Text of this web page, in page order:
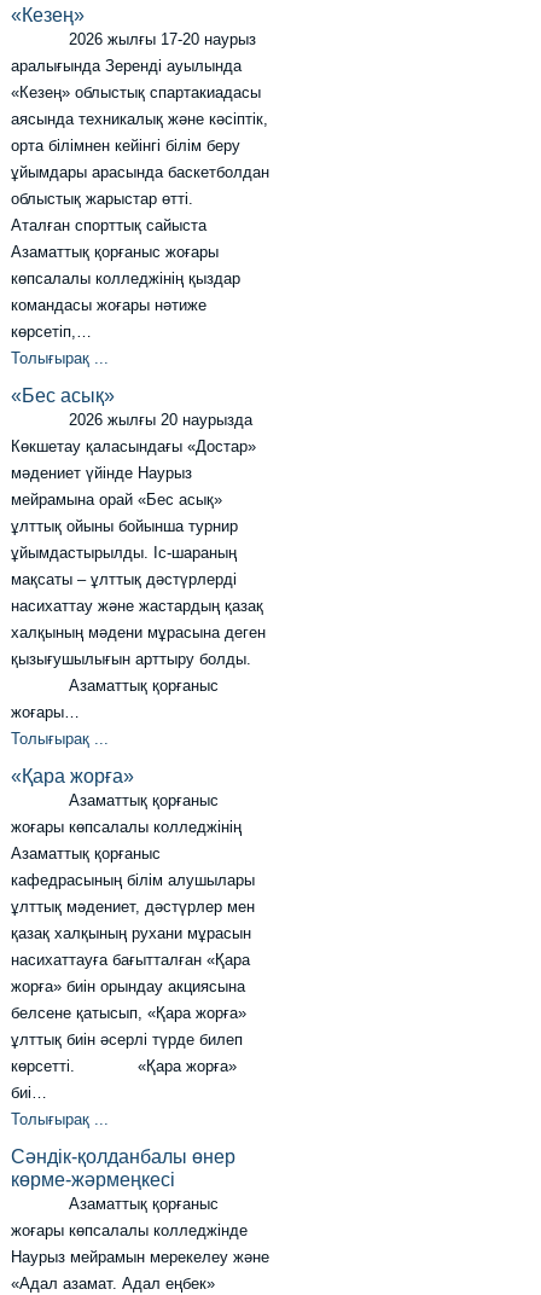
«Кезең»
2026 жылғы 17-20 наурыз
аралығында Зеренді ауылында
«Кезең» облыстық спартакиадасы
аясында техникалық және кәсіптік,
орта білімнен кейінгі білім беру
ұйымдары арасында баскетболдан
облыстық жарыстар өтті.
Аталған спорттық сайыста
Азаматтық қорғаныс жоғары
көпсалалы колледжінің қыздар
командасы жоғары нәтиже
көрсетіп,…
Толығырақ ...
«Бес асық»
2026 жылғы 20 наурызда
Көкшетау қаласындағы «Достар»
мәдениет үйінде Наурыз
мейрамына орай «Бес асық»
ұлттық ойыны бойынша турнир
ұйымдастырылды. Іс-шараның
мақсаты – ұлттық дәстүрлерді
насихаттау және жастардың қазақ
халқының мәдени мұрасына деген
қызығушылығын арттыру болды.
Азаматтық қорғаныс
жоғары…
Толығырақ ...
«Қара жорға»
Азаматтық қорғаныс
жоғары көпсалалы колледжінің
Азаматтық қорғаныс
кафедрасының білім алушылары
ұлттық мәдениет, дәстүрлер мен
қазақ халқының рухани мұрасын
насихаттауға бағытталған «Қара
жорға» биін орындау акциясына
белсене қатысып, «Қара жорға»
ұлттық биін әсерлі түрде билеп
көрсетті. «Қара жорға»
биі…
Толығырақ ...
Сәндік-қолданбалы өнер
көрме-жәрмеңкесі
Азаматтық қорғаныс
жоғары көпсалалы колледжінде
Наурыз мейрамын мерекелеу және
«Адал азамат. Адал еңбек»